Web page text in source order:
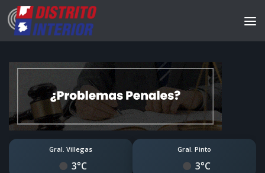
Gral. Villegas
3°C
Gral. Pinto
3°C